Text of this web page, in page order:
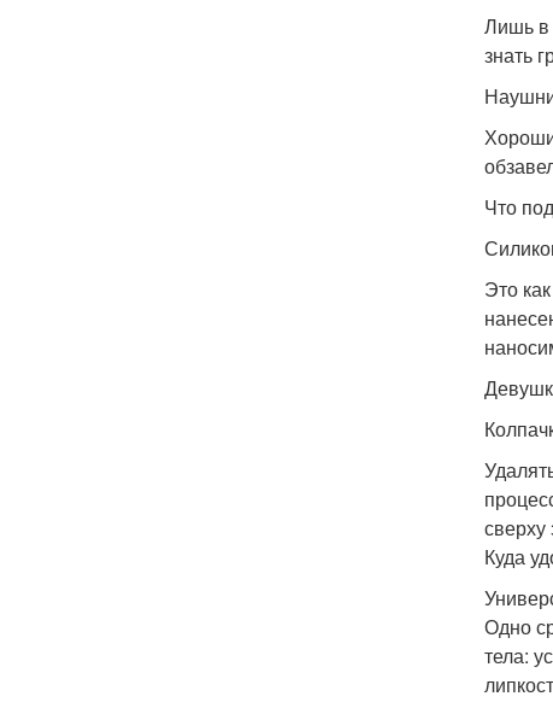
Лишь в
знать
Что
Это
сверху
Куда
Одно
тела: